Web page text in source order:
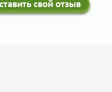
свой отзыв